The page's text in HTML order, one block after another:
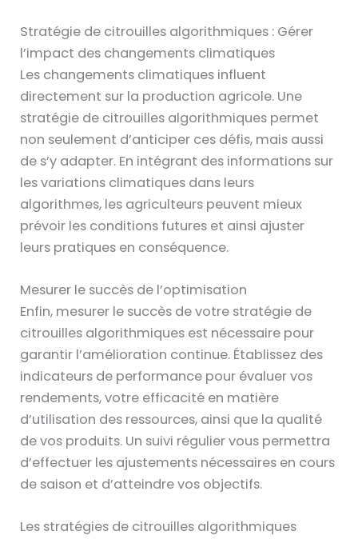
Stratégie de citrouilles algorithmiques : Gérer
l’impact des changements climatiques
Les changements climatiques influent
directement sur la production agricole. Une
stratégie de citrouilles algorithmiques permet
non seulement d’anticiper ces défis, mais aussi
de s’y adapter. En intégrant des informations sur
les variations climatiques dans leurs
algorithmes, les agriculteurs peuvent mieux
prévoir les conditions futures et ainsi ajuster
leurs pratiques en conséquence.
Mesurer le succès de l’optimisation
Enfin, mesurer le succès de votre stratégie de
citrouilles algorithmiques est nécessaire pour
garantir l’amélioration continue. Établissez des
indicateurs de performance pour évaluer vos
rendements, votre efficacité en matière
d’utilisation des ressources, ainsi que la qualité
de vos produits. Un suivi régulier vous permettra
d’effectuer les ajustements nécessaires en cours
de saison et d’atteindre vos objectifs.
Les stratégies de citrouilles algorithmiques